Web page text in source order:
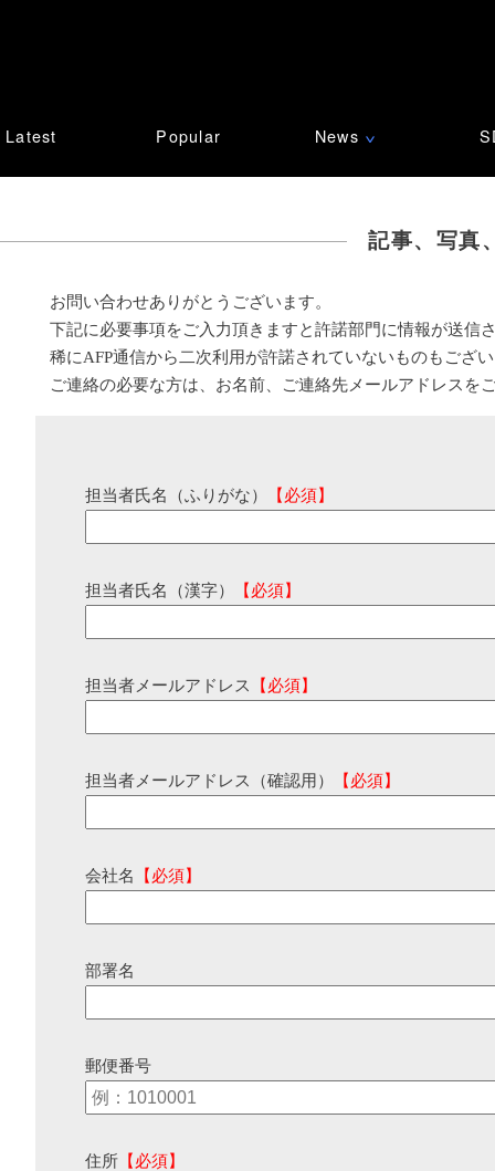
Latest Popular News ∨
記事、写真
お問い合わせありがとうございます。
下記に必要事項をご入力頂きますと許諾部門に情報が送信
稀にAFP通信から二次利用が許諾されていないものもござ
ご連絡の必要な方は、お名前、ご連絡先メールアドレスを
担当者氏名（ふりがな） 【必須】
担当者氏名（漢字） 【必須】
担当者メールアドレス 【必須】
担当者メールアドレス（確認用） 【必須】
会社名 【必須】
部署名
郵便番号
住所 【必須】